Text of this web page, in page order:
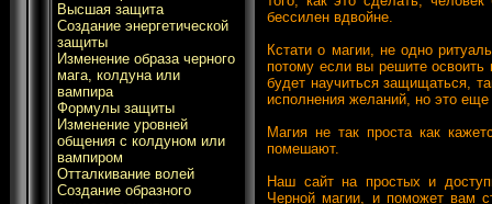
Высшая защита
Создание энергетической
защиты
Изменение образа черного
мага, колдуна или
вампира
Формулы защиты
Изменение уровней
общения с колдуном или
вампиром
Отталкивание волей
Создание образного
бессилен вдвойне.
Кстати о магии, не одно
потому если вы решите
будет научиться защищаться,
исполнения желаний, но это
Магия не так проста как
помешают.
Наш сайт на простых и
Черной магии, и поможет вам